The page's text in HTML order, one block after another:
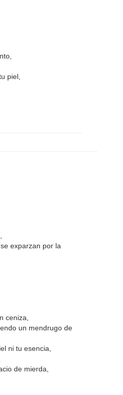
piel,
exparzan por la
ceniza,
un mendrugo de
ni tu esencia,
de mierda,